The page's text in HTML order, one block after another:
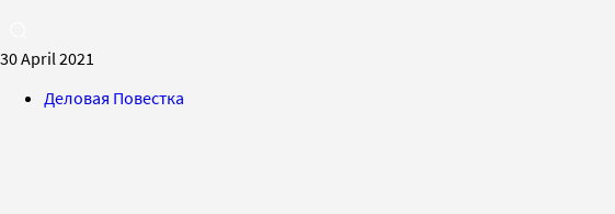
30 April 2021
Деловая Повестка